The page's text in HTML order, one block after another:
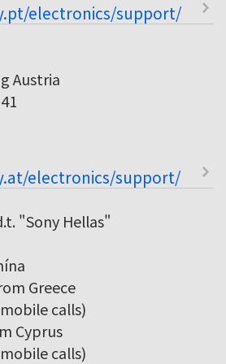
electronics/support/
Austria
electronics/support/
"Sony Hellas"
Greece
calls)
Cyprus
calls)